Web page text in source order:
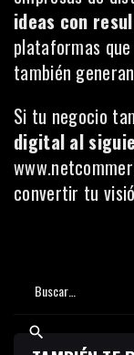
ideas con
plataformas
también
Si tu negocio
digital al
convertir tu